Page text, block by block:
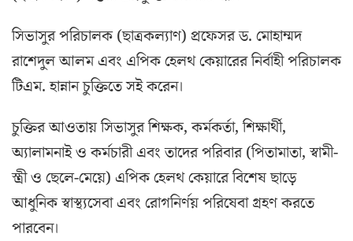
সিভাসুর পরিচালক (ছাত্রকল্যাণ) প্রফেসর ড. মোহাম্মদ
রাশেদুল আলম এবং এপিক হেলথ কেয়ারের নির্বাহী পরিচালক
টিএম. হান্নান চুক্তিতে সই করেন।
চুক্তির আওতায় সিভাসুর শিক্ষক, কর্মকর্তা, শিক্ষার্থী,
অ্যালামনাই ও কর্মচারী এবং তাদের পরিবার (পিতামাতা, স্বামী-
স্ত্রী ও ছেলে-মেয়ে) এপিক হেলথ কেয়ারে বিশেষ ছাড়ে
আধুনিক স্বাস্থ্যসেবা এবং রোগনির্ণয় পরিষেবা গ্রহণ করতে
পারবেন।